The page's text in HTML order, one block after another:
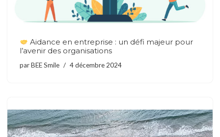
Aidance en entreprise : un défi majeur pour
l’avenir des organisations
parBEE Smile 4 décembre 2024